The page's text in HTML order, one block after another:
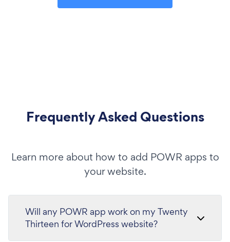
Frequently Asked Questions
Learn more about how to add POWR apps to
your website.
Will any POWR app work on my Twenty
Thirteen for WordPress website?